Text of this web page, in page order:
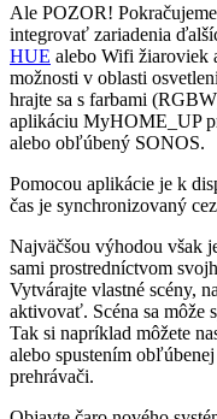
Ale POZOR!
integrovať zariadenia
HUE alebo Wifi žiaroviek
možnosti v oblasti
hrajte sa s farbami
aplikáciu MyHOME_UP
alebo obľúbený SONOS.
Pomocou aplikácie je k
čas je synchronizovaný
Najväčšou výhodou však
sami prostredníctvom
Vytvárajte vlastné scény,
aktivovať. Scéna sa môže
Tak si napríklad môžete
alebo spustením
prehrávači.